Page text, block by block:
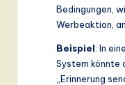
Bedingungen,
Werbeaktion,
Beispiel: In
System könnte
„Erinnerung